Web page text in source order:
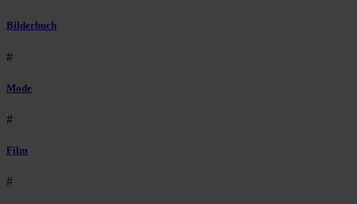
Bilderbuch
#
Mode
#
Film
#